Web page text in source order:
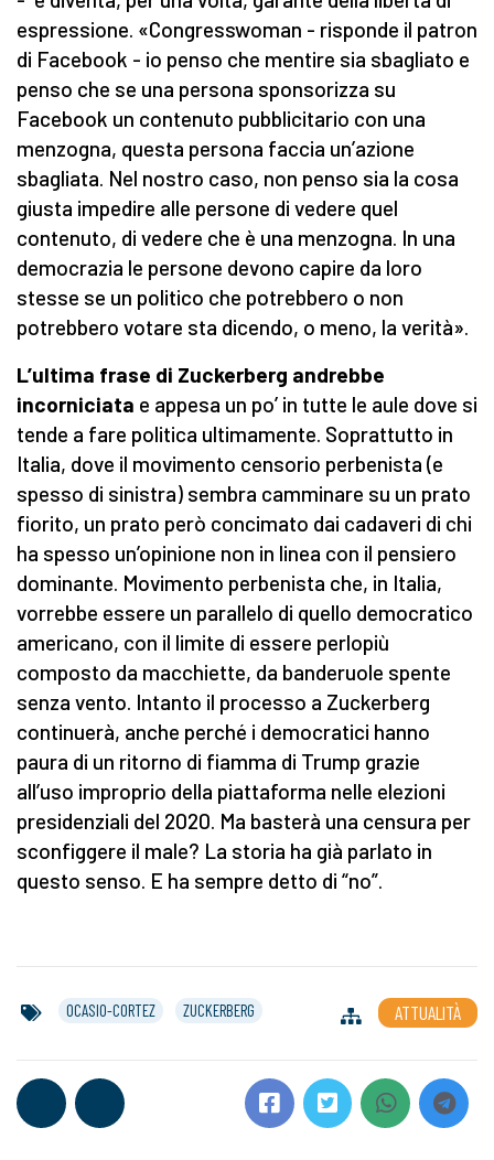
espressione. «Congresswoman - risponde il patron
di Facebook - io penso che mentire sia sbagliato e
penso che se una persona sponsorizza su
Facebook un contenuto pubblicitario con una
menzogna, questa persona faccia un’azione
sbagliata. Nel nostro caso, non penso sia la cosa
giusta impedire alle persone di vedere quel
contenuto, di vedere che è una menzogna. In una
democrazia le persone devono capire da loro
stesse se un politico che potrebbero o non
potrebbero votare sta dicendo, o meno, la verità».
L’ultima frase di Zuckerberg andrebbe
incorniciata e appesa un po’ in tutte le aule dove si
tende a fare politica ultimamente. Soprattutto in
Italia, dove il movimento censorio perbenista (e
spesso di sinistra) sembra camminare su un prato
fiorito, un prato però concimato dai cadaveri di chi
ha spesso un’opinione non in linea con il pensiero
dominante. Movimento perbenista che, in Italia,
vorrebbe essere un parallelo di quello democratico
americano, con il limite di essere perlopiù
composto da macchiette, da banderuole spente
senza vento. Intanto il processo a Zuckerberg
continuerà, anche perché i democratici hanno
paura di un ritorno di fiamma di Trump grazie
all’uso improprio della piattaforma nelle elezioni
presidenziali del 2020. Ma basterà una censura per
sconfiggere il male? La storia ha già parlato in
questo senso. E ha sempre detto di “no”.
OCASIO-CORTEZ ZUCKERBERG ATTUALITÀ